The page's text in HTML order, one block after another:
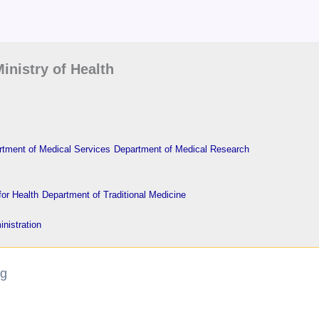
of Health
of Medical Services Department of Medical Research
Health Department of Traditional Medicine